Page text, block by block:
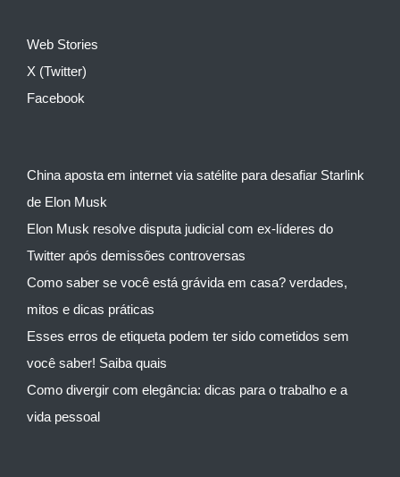
Web Stories
X (Twitter)
Facebook
China aposta em internet via satélite para desafiar Starlink
de Elon Musk
Elon Musk resolve disputa judicial com ex-líderes do
Twitter após demissões controversas
Como saber se você está grávida em casa? verdades,
mitos e dicas práticas
Esses erros de etiqueta podem ter sido cometidos sem
você saber! Saiba quais
Como divergir com elegância: dicas para o trabalho e a
vida pessoal